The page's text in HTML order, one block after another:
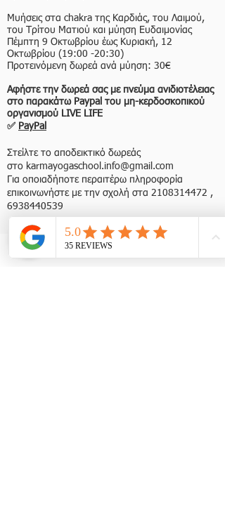
Μυήσεις στα chakra της Καρδιάς, του Λαιμού,
του Τρίτου Ματιού και μύηση Ευδαιμονίας
Πέμπτη 9 Οκτωβρίου έως Κυριακή, 12
Οκτωβρίου (19:00 -20:30)
Προτεινόμενη δωρεά ανά μύηση: 30€
Αφήστε την δωρεά σας με πνεύμα ανιδιοτέλειας
στο παρακάτω Paypal του μη-κερδοσκοπικού
οργανισμού LIVE LIFE​
✅ PayPal
Στείλτε το αποδεικτικό δωρεάς
στο karmayogaschool.info@gmail.com
Για οποιαδήποτε περαιτέρω πληροφορία
επικοινωνήστε με την σχολή στα 2108314472 ,
6938440539